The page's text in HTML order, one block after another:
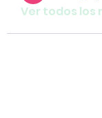
Ver todos los